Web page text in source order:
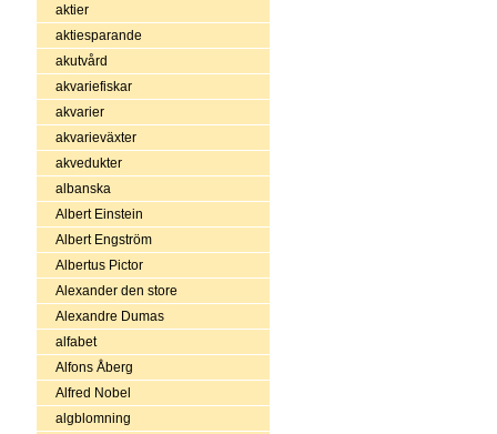
aktier
aktiesparande
akutvård
akvariefiskar
akvarier
akvarieväxter
akvedukter
albanska
Albert Einstein
Albert Engström
Albertus Pictor
Alexander den store
Alexandre Dumas
alfabet
Alfons Åberg
Alfred Nobel
algblomning